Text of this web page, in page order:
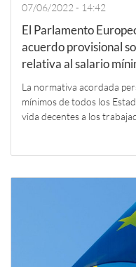
07/06/2022 - 14:42
El Parlamento
acuerdo provisional
relativa al salario
La normativa acordada
mínimos de todos los
vida decentes a los